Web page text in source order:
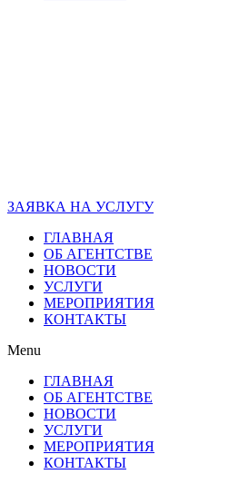
ЗАЯВКА НА УСЛУГУ
ГЛАВНАЯ
ОБ АГЕНТСТВЕ
НОВОСТИ
УСЛУГИ
МЕРОПРИЯТИЯ
КОНТАКТЫ
Menu
ГЛАВНАЯ
ОБ АГЕНТСТВЕ
НОВОСТИ
УСЛУГИ
МЕРОПРИЯТИЯ
КОНТАКТЫ